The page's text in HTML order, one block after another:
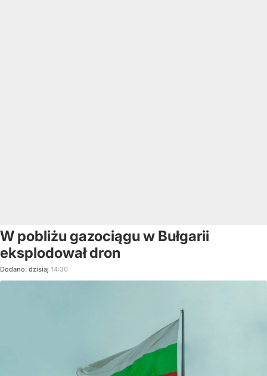
W pobliżu gazociągu w Bułgarii
eksplodował dron
Dodano: dzisiaj 14:30